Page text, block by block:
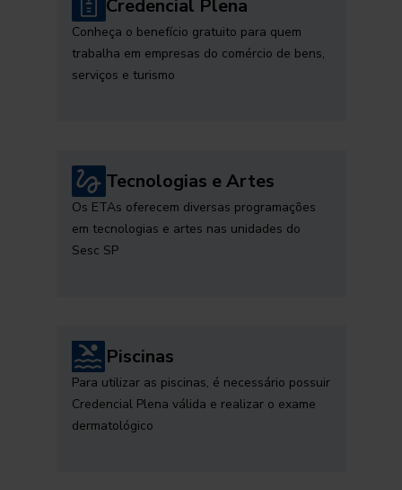
Credencial Plena
Conheça o benefício gratuito para quem
trabalha em empresas do comércio de bens,
serviços e turismo
Tecnologias e Artes
Os ETAs oferecem diversas programações
em tecnologias e artes nas unidades do
Sesc SP
Piscinas
Para utilizar as piscinas, é necessário possuir
Credencial Plena válida e realizar o exame
dermatológico